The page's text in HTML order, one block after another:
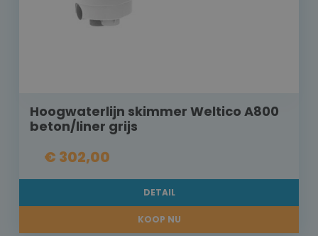
Hoogwaterlijn skimmer Weltico A800
beton/liner grijs
€ 302,00
DETAIL
KOOP NU